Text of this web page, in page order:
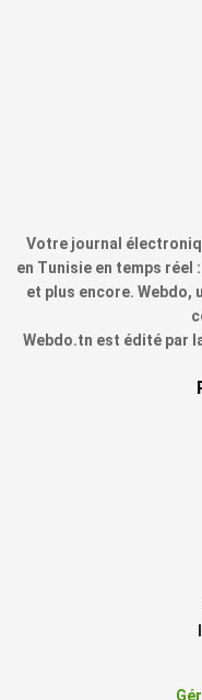
Votre journal
en Tunisie en temps
et plus encore. Webdo,
Webdo.tn est édité par